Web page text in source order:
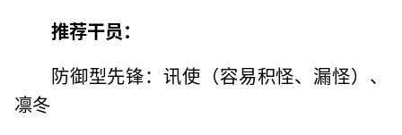
推荐干员：
防御型先锋：讯使（容易积怪、漏怪）、
凛冬